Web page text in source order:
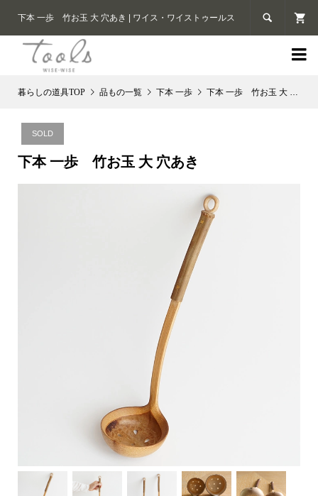
下本 一歩 竹お玉 大 穴あき | ワイス・ワイストゥールス 

品もの一覧 下本 一歩 下本 一歩 竹お玉 大 穴あき
SOLD
下本 一歩 竹お玉 大 穴あき